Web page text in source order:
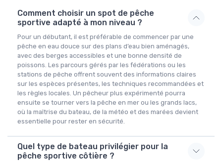
Comment choisir un spot de pêche
sportive adapté à mon niveau ?
Pour un débutant, il est préférable de commencer par une
pêche en eau douce sur des plans d’eau bien aménagés,
avec des berges accessibles et une bonne densité de
poissons. Les parcours gérés par les fédérations ou les
stations de pêche offrent souvent des informations claires
sur les espèces présentes, les techniques recommandées et
les règles locales. Un pêcheur plus expérimenté pourra
ensuite se tourner vers la pêche en mer ou les grands lacs,
où la maîtrise du bateau, de la météo et des marées devient
essentielle pour rester en sécurité.
Quel type de bateau privilégier pour la
pêche sportive côtière ?